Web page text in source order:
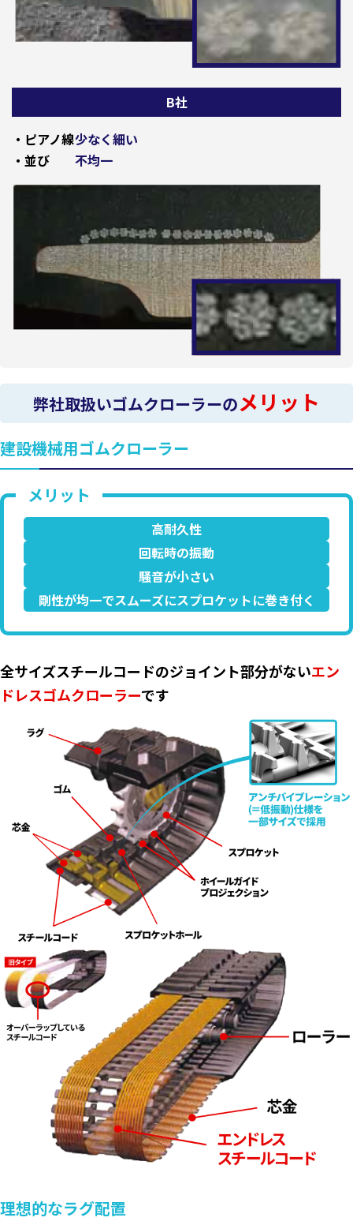
B社
・ピアノ線少なく細い
・並び
不均一
弊社取扱いゴムクローラーのメリット
建設機械用ゴムクローラー
高耐久性
回転時の振動
騒音が小さい
剛性が均一でスムーズにスプロケットに巻き付く
全サイズスチールコードのジョイント部分がないエン
ドレスゴムクローラーです
理想的なラグ配置